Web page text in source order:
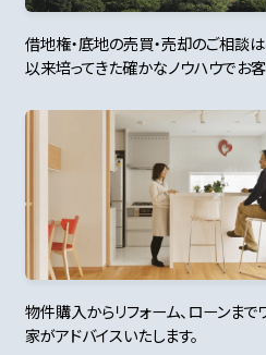
借地権・底地の売買・売却のご相談
以来培ってきた確かなノウハウでお
物件購入からリフォーム、ローンまで
家がアドバイスいたします。